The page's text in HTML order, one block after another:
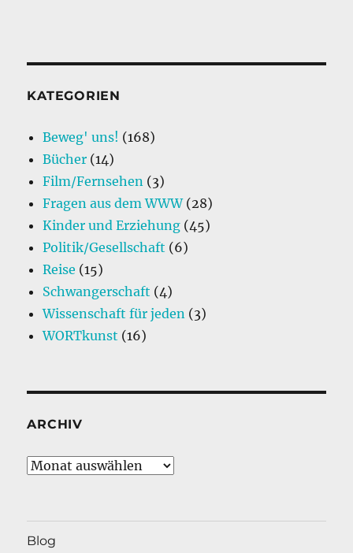
KATEGORIEN
Beweg' uns! (168)
Bücher (14)
Film/Fernsehen (3)
Fragen aus dem WWW(28)
Kinder und Erziehung (45)
Politik/Gesellschaft (6)
Reise (15)
Schwangerschaft (4)
Wissenschaft für jeden (3)
WORTkunst (16)
ARCHIV
Archiv
Blog